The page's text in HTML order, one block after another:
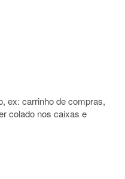
ex: carrinho de compras,
colado nos caixas e